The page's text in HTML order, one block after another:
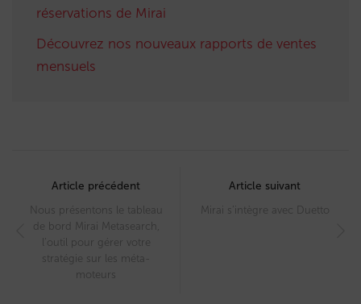
réservations de Mirai
Découvrez nos nouveaux rapports de ventes
mensuels
navigation
Article précédent
Nous présentons le tableau
de bord Mirai Metasearch,
l’outil pour gérer votre
stratégie sur les méta-
moteurs
Article suivant
Mirai s’intègre avec Duetto